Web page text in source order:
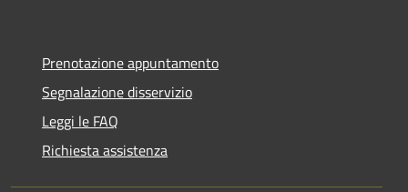
Prenotazione appuntamento
Segnalazione disservizio
Leggi le FAQ
Richiesta assistenza